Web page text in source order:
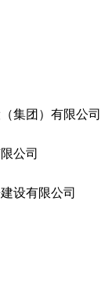
集团）有限公司
公司
设有限公司